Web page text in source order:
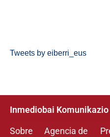
Tweets by eiberri_eus
Inmediobai
Sobre
Agencia de